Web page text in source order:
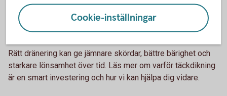
Farmer getting into a tractor.
Täckdikning
Rätt dränering kan ge jämnare skördar, bättre bärighet och
starkare lönsamhet över tid. Läs mer om varför täckdikning
är en smart investering och hur vi kan hjälpa dig vidare.
Cookie-inställningar